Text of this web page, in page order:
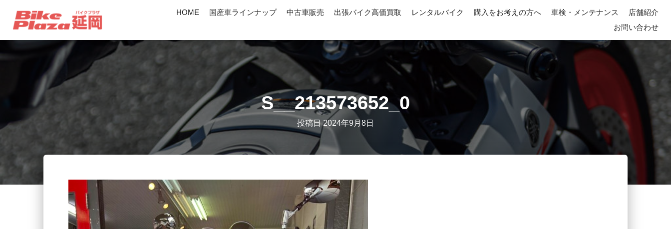
HOME 国産車ラインナップ 中古車販売 出張バイク高価買取 レンタルバイク 購入をお考えの方へ 車検・メンテナンス
店舗紹介
お問い合わせ
S__213573652_0
投稿日2024年9月8日